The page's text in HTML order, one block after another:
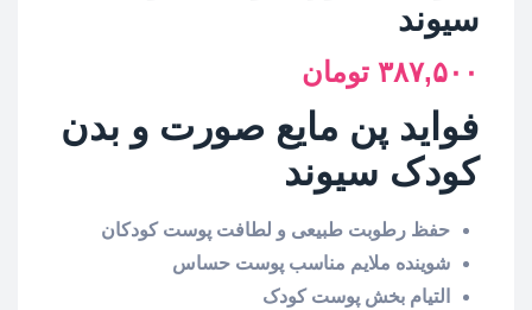
سیوند
۳۸۷,۵۰۰ تومان
فواید پن مایع صورت و بدن
کودک سیوند
حفظ رطوبت طبیعی و لطافت پوست کودکان
شوینده ملایم مناسب پوست حساس
التیام بخش پوست کودک